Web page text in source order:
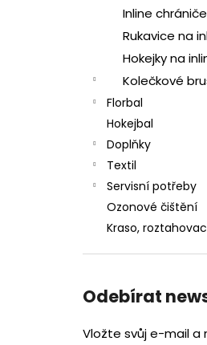
Inline chrániče
Rukavice na
Hokejky na
Kolečkové
Florbal
Hokejbal
Doplňky
Textil
Servisní potřeby
Ozonové čištění
Kraso,
Odebírat
Vložte svůj e-mail a